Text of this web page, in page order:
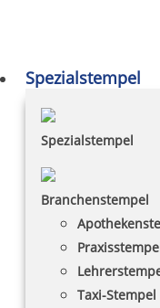
Spezialstempel
Spezialstempel
Branchenstempel
Taxi-Stempel